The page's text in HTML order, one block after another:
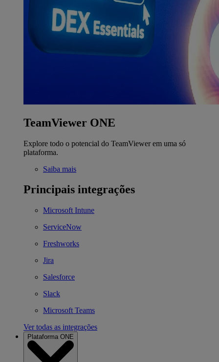
TeamViewer ONE
Explore todo o potencial do TeamViewer em uma só
plataforma.
Saiba mais
Principais integrações
Microsoft Intune
ServiceNow
Freshworks
Jira
Salesforce
Slack
Microsoft Teams
Ver todas as integrações
Plataforma ONE